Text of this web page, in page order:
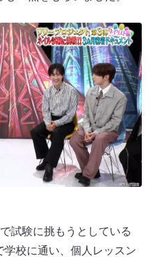
試験に挑もうとしている
学校に通い、個人レッスン